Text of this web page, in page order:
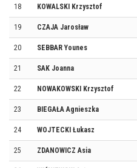
18 KOWALSKI Krzysztof
19 CZAJA Jarosław
20 SEBBAR Younes
21 SAK Joanna
22 NOWAKOWSKI Krzysztof
23 BIEGAŁA Agnieszka
24 WOJTECKI Łukasz
25 ZDANOWICZ Asia